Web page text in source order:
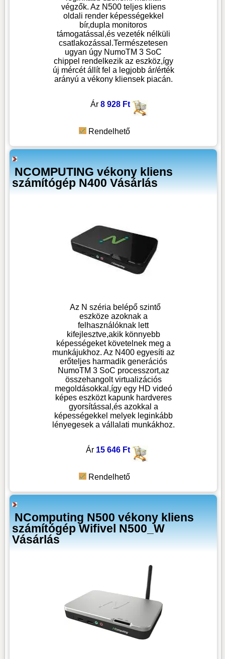
végzők. Az N500 teljes kliens
oldali render képességekkel
bír,dupla monitoros
támogatással,és vezeték nélküli
csatlakozással.Természetesen
ugyan úgy NumoTM 3 SoC
chippel rendelkezik az eszköz,így
új mércét állít fel a legjobb ár/érték
arányú a vékony kliensek piacán.
Ár 8 928 Ft
Rendelhető
NCOMPUTING vékony kliens
számítógép N400 Vásárlás
Az N széria belépő szintő
eszköze azoknak a
felhasználóknak lett
kifejlesztve,akik könnyebb
képességeket követelnek meg a
munkájukhoz. Az N400 egyesíti az
erőteljes harmadik generációs
NumoTM 3 SoC processzort,az
összehangolt virtualizációs
megoldásokkal,így egy HD videó
képes eszközt kapunk hardveres
gyorsítással,és azokkal a
képességekkel melyek leginkább
lényegesek a vállalati munkákhoz.
Ár 15 646 Ft
Rendelhető
NComputing N500 vékony kliens
számítógép Wifivel N500_W
Vásárlás